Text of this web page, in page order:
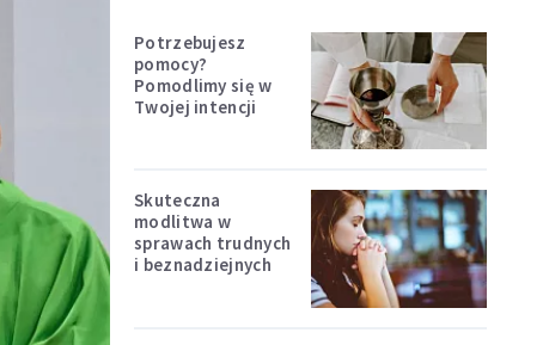
Potrzebujesz
pomocy?
Pomodlimy się w
Twojej intencji
Skuteczna
modlitwa w
sprawach trudnych
i beznadziejnych